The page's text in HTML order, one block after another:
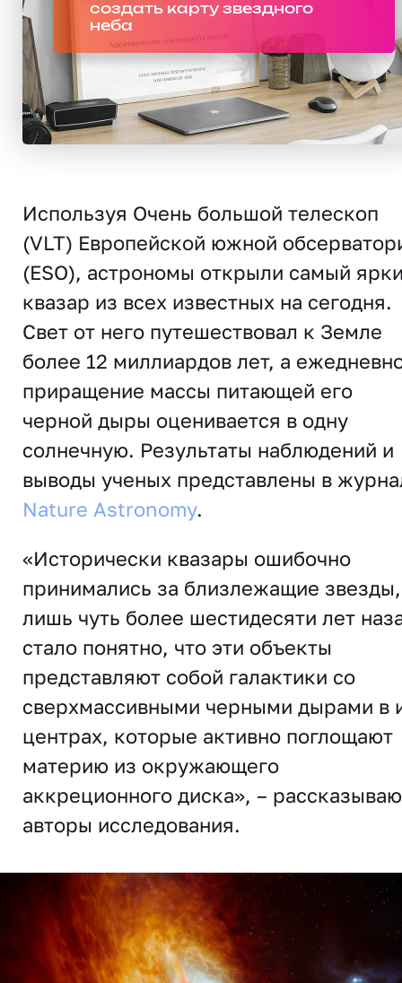
создать карту звездного
неба
Используя Очень большой телескоп
(VLT) Европейской южной
(ESO), астрономы открыли самый
квазар из всех известных на сегодня.
Свет от него путешествовал к Земле
более 12 миллиардов лет, а
приращение массы питающей его
черной дыры оценивается в одну
солнечную. Результаты наблюдений и
выводы ученых представлены в
Nature Astronomy.
«Исторически квазары ошибочно
принимались за близлежащие
лишь чуть более шестидесяти лет
стало понятно, что эти объекты
представляют собой галактики со
сверхмассивными черными дырами в
центрах, которые активно поглощают
материю из окружающего
аккреционного диска», –
авторы исследования.